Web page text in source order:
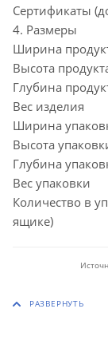
Сертификаты
4. Размеры
Ширина
Высота
Глубина
Вес изделия
Ширина
Высота
Глубина
Вес упаковки
Количество в
ящике)